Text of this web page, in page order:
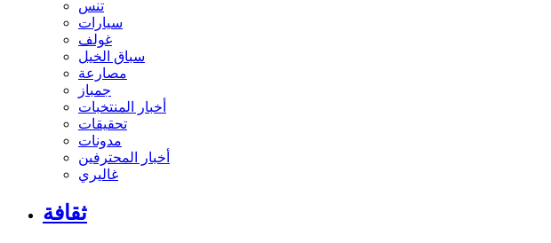
تنس
سيارات
غولف
سباق الخيل
مصارعة
جمباز
أخبار المنتخبات
تحقيقات
مدونات
أخبار المحترفين
غاليري
ثقافة